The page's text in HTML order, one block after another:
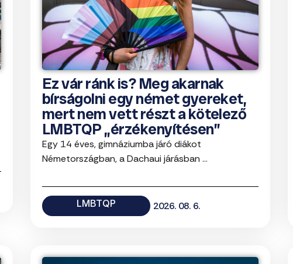
Ez vár ránk is? Meg akarnak
bírságolni egy német gyereket,
mert nem vett részt a kötelező
LMBTQP „érzékenyítésen”
Egy 14 éves, gimnáziumba járó diákot
Németországban, a Dachaui járásban ...
LMBTQP 2026. 08. 6.